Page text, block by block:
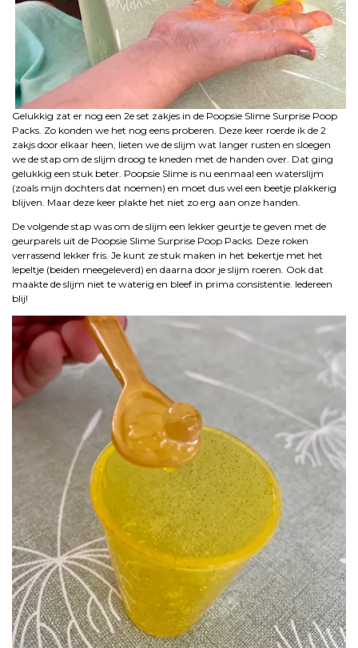
Gelukkig zat er nog een 2e set zakjes in de Poopsie Slime Surprise Poop
Packs. Zo konden we het nog eens proberen. Deze keer roerde ik de 2
zakjs door elkaar heen, lieten we de slijm wat langer rusten en sloegen
we de stap om de slijm droog te kneden met de handen over. Dat ging
gelukkig een stuk beter. Poopsie Slime is nu eenmaal een waterslijm
(zoals mijn dochters dat noemen) en moet dus wel een beetje plakkerig
blijven. Maar deze keer plakte het niet zo erg aan onze handen.
De volgende stap was om de slijm een lekker geurtje te geven met de
geurparels uit de Poopsie Slime Surprise Poop Packs. Deze roken
verrassend lekker fris. Je kunt ze stuk maken in het bekertje met het
lepeltje (beiden meegeleverd) en daarna door je slijm roeren. Ook dat
maakte de slijm niet te waterig en bleef in prima consistentie. Iedereen
blij!